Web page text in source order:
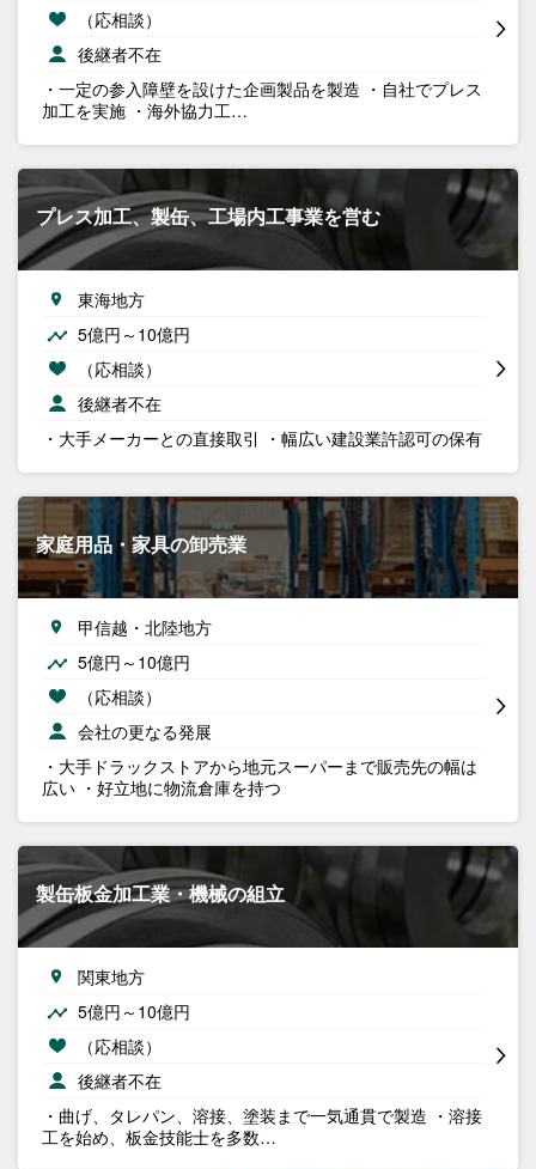
（応相談）
後継者不在
・一定の参入障壁を設けた企画製品を製造 ・自社でプレス
加工を実施 ・海外協力工…
プレス加工、製缶、工場内工事業を営む
東海地方
5億円～10億円
（応相談）
後継者不在
・大手メーカーとの直接取引 ・幅広い建設業許認可の保有
家庭用品・家具の卸売業
甲信越・北陸地方
5億円～10億円
（応相談）
会社の更なる発展
・大手ドラックストアから地元スーパーまで販売先の幅は
広い ・好立地に物流倉庫を持つ
製缶板金加工業・機械の組立
関東地方
5億円～10億円
（応相談）
後継者不在
・曲げ、タレパン、溶接、塗装まで一気通貫で製造 ・溶接
工を始め、板金技能士を多数…